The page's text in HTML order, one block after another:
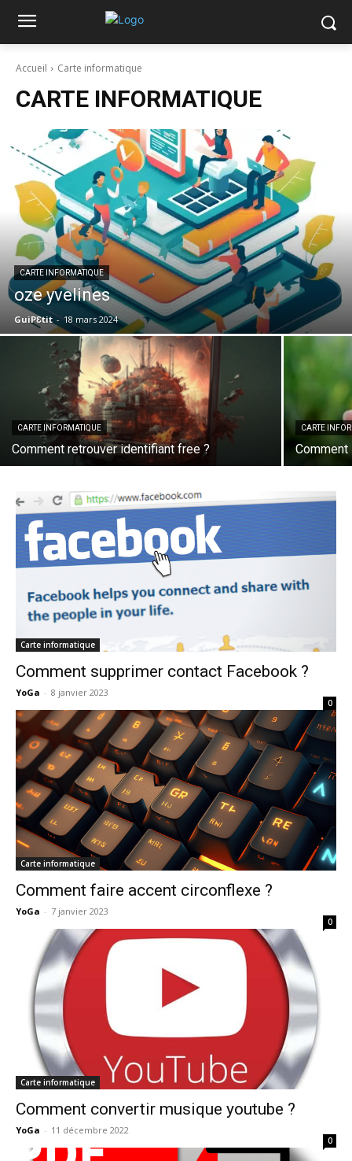
Accueil Carte informatique
CARTE INFORMATIQUE
CARTE INFORMATIQUE
oze yvelines
GuiPƐtit - 18 mars 2024
CARTE INFORMATIQUE
Comment retrouver identifiant free ?
CARTE
Carte informatique
Comment supprimer contact Facebook ?
YoGa - 8 janvier 2023
0
Carte informatique
Comment faire accent circonflexe ?
YoGa - 7 janvier 2023
0
Carte informatique
Comment convertir musique youtube ?
YoGa - 11 décembre 2022
0